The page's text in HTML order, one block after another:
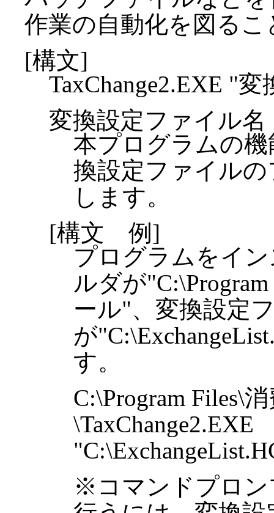
作業の自動化を図る
[構文]
TaxChange2.EXE "
変換設定ファイル名
本プログラムの
換設定ファイル
します。
[構文 例]
プログラムをイ
ルダが
ール"、変換設定
が
す。
C:\Program Files\
\TaxChange2.EXE
※コマンドプロン